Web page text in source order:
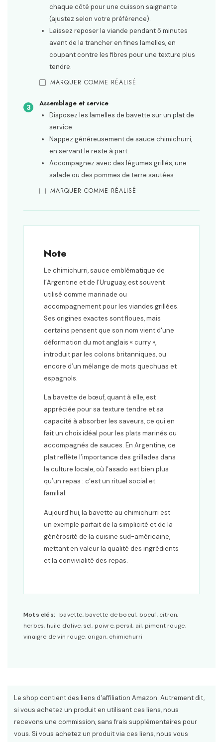
chaque côté pour une cuisson saignante
(ajustez selon votre préférence).
Laissez reposer la viande pendant 5 minutes
avant de la trancher en fines lamelles, en
coupant contre les fibres pour une texture plus
tendre.
MARQUER COMME RÉALISÉ
Assemblage et service
Disposez les lamelles de bavette sur un plat de
service.
Nappez généreusement de sauce chimichurri,
en servant le reste à part.
Accompagnez avec des légumes grillés, une
salade ou des pommes de terre sautées.
MARQUER COMME RÉALISÉ
Note
Le chimichurri, sauce emblématique de
l’Argentine et de l’Uruguay, est souvent
utilisé comme marinade ou
accompagnement pour les viandes grillées.
Ses origines exactes sont floues, mais
certains pensent que son nom vient d'une
déformation du mot anglais « curry »,
introduit par les colons britanniques, ou
encore d’un mélange de mots quechuas et
espagnols.
La bavette de bœuf, quant à elle, est
appréciée pour sa texture tendre et sa
capacité à absorber les saveurs, ce qui en
fait un choix idéal pour les plats marinés ou
accompagnés de sauces. En Argentine, ce
plat reflète l’importance des grillades dans
la culture locale, où l’asado est bien plus
qu’un repas : c’est un rituel social et
familial.
Aujourd’hui, la bavette au chimichurri est
un exemple parfait de la simplicité et de la
générosité de la cuisine sud-américaine,
mettant en valeur la qualité des ingrédients
et la convivialité des repas.
Mots clés:
bavette, bavette de boeuf, boeuf, citron,
herbes, huile d'olive, sel, poivre, persil, ail, piment rouge,
vinaigre de vin rouge, origan, chimichurri
Le shop contient des liens d'affiliation Amazon. Autrement dit,
si vous achetez un produit en utilisant ces liens, nous
recevons une commission, sans frais supplémentaires pour
vous. Si vous achetez un produit via ces liens, nous vous